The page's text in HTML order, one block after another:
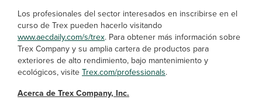
Los profesionales del sector interesados en inscribirse en el
curso de Trex pueden hacerlo visitando
www.aecdaily.com/s/trex. Para obtener más información sobre
Trex Company y su amplia cartera de productos para
exteriores de alto rendimiento, bajo mantenimiento y
ecológicos, visiteTrex.com/professionals.
Acerca de Trex Company, Inc.